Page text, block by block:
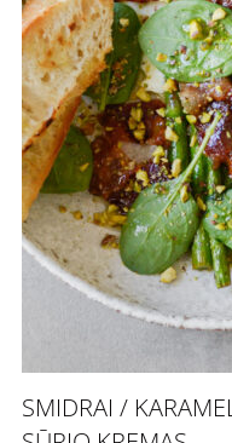
SMIDRAI /